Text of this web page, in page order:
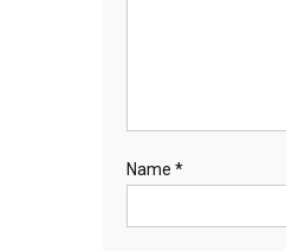
Name *